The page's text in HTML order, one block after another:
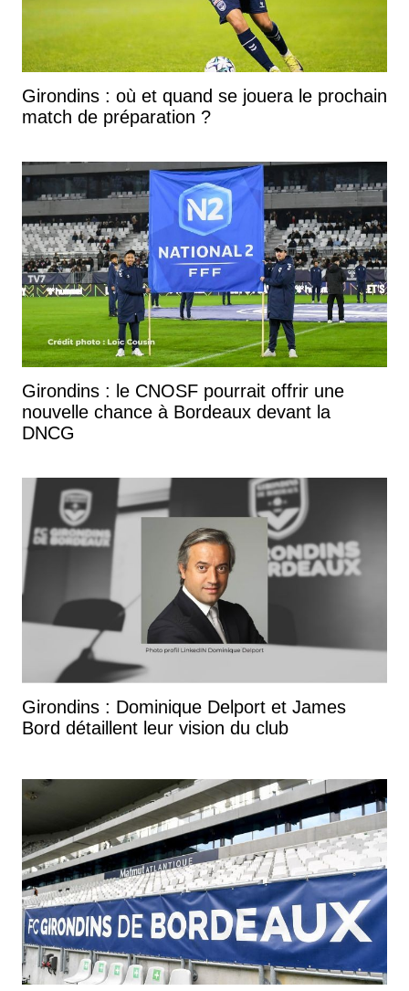
Girondins : où et quand se jouera le prochain
match de préparation ?
Girondins : le CNOSF pourrait offrir une
nouvelle chance à Bordeaux devant la
DNCG
Girondins : Dominique Delport et James
Bord détaillent leur vision du club